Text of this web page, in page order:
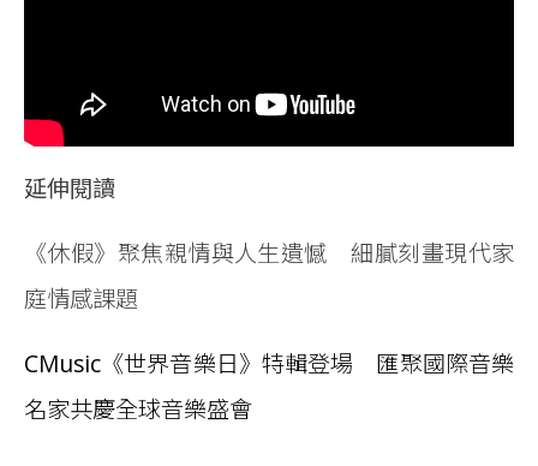
延伸閱讀
《休假》聚焦親情與人生遺憾 細膩刻畫現代家
庭情感課題
CMusic《世界音樂日》特輯登場 匯聚國際音樂
名家共慶全球音樂盛會